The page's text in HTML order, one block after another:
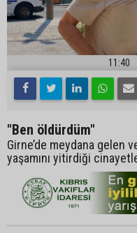
11:40
"Ben öldürdüm"
Girne’de meydana gelen
yaşamını yitirdiği